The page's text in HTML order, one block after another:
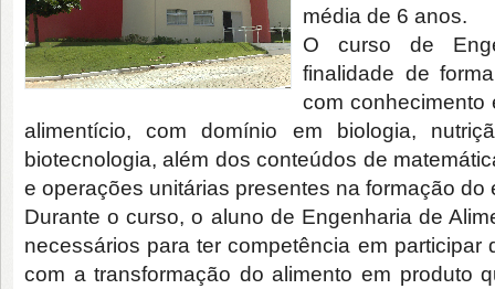
média de 6 anos.
O curso de
finalidade de
com conhecimento
alimentício, com domínio em biologia,
biotecnologia, além dos conteúdos de
e operações unitárias presentes na formação do
Durante o curso, o aluno de Engenharia de
necessários para ter competência em
com a transformação do alimento em produto